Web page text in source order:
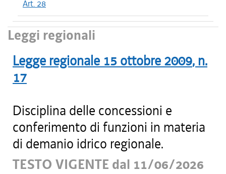
Art. 28
Leggi regionali
Legge regionale 15 ottobre 2009, n.
17
Disciplina delle concessioni e
conferimento di funzioni in materia
di demanio idrico regionale.
TESTO VIGENTE dal 11/06/2026